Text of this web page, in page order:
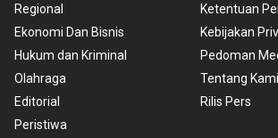
Regional
Ekonomi Dan Bisnis
Hukum dan Kriminal
Olahraga
Editorial
Peristiwa
Ketentuan
Kebijakan
Pedoman
Tentang Kami
Rilis Pers